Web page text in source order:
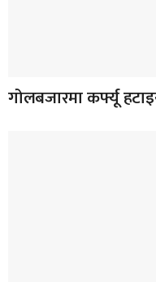
गोलबजारमा कर्फ्यू